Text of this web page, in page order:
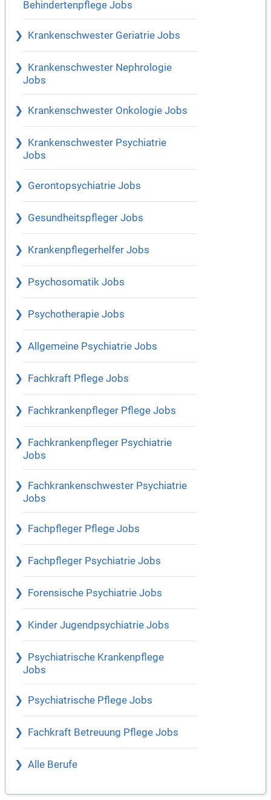
Behindertenpflege Jobs
Krankenschwester Geriatrie Jobs
Krankenschwester Nephrologie
Jobs
Krankenschwester Onkologie Jobs
Krankenschwester Psychiatrie
Jobs
Gerontopsychiatrie Jobs
Gesundheitspfleger Jobs
Krankenpflegerhelfer Jobs
Psychosomatik Jobs
Psychotherapie Jobs
Allgemeine Psychiatrie Jobs
Fachkraft Pflege Jobs
Fachkrankenpfleger Pflege Jobs
Fachkrankenpfleger Psychiatrie
Jobs
Fachkrankenschwester Psychiatrie
Jobs
Fachpfleger Pflege Jobs
Fachpfleger Psychiatrie Jobs
Forensische Psychiatrie Jobs
Kinder Jugendpsychiatrie Jobs
Psychiatrische Krankenpflege
Jobs
Psychiatrische Pflege Jobs
Fachkraft Betreuung Pflege Jobs
Alle Berufe